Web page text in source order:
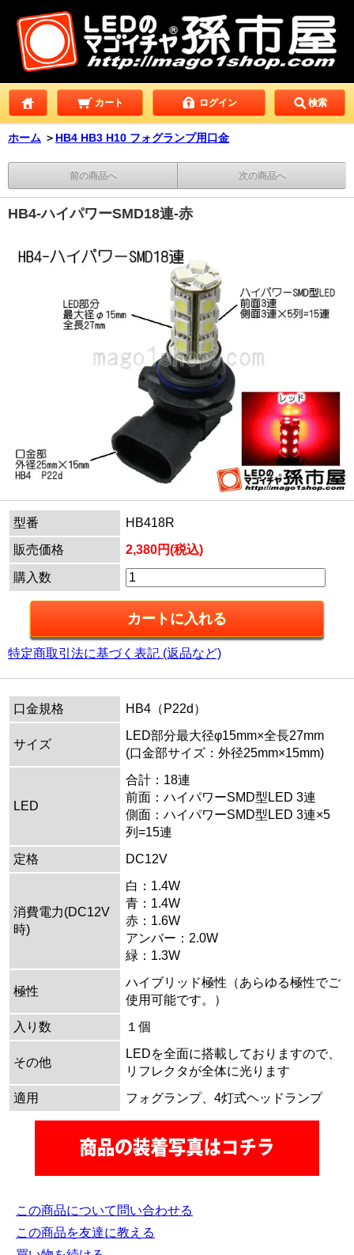
カート ログイン 検索
ホーム ＞ HB4 HB3 H10 フォグランプ用口金
前の商品へ 次の商品へ
HB4-ハイパワーSMD18連-赤
型番
HB418R
販売価格
2,380円(税込)
購入数
特定商取引法に基づく表記 (返品など)
口金規格 HB4（P22d）
サイズ
LED部分最大径φ15mm×全長27mm
(口金部サイズ：外径25mm×15mm)
LED
合計：18連
前面：ハイパワーSMD型LED 3連
側面：ハイパワーSMD型LED 3連×5
列=15連
定格
DC12V
消費電力(DC12V
時)
白：1.4W
青：1.4W
赤：1.6W
アンバー：2.0W
緑：1.3W
極性
ハイブリッド極性（あらゆる極性でご
使用可能です。）
入り数
１個
その他
LEDを全面に搭載しておりますので、
リフレクタが全体に光ります
適用
フォグランプ、4灯式ヘッドランプ
この商品について問い合わせる
この商品を友達に教える